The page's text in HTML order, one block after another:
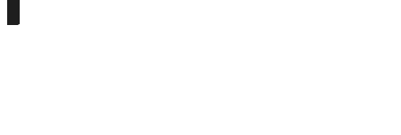
Részletek